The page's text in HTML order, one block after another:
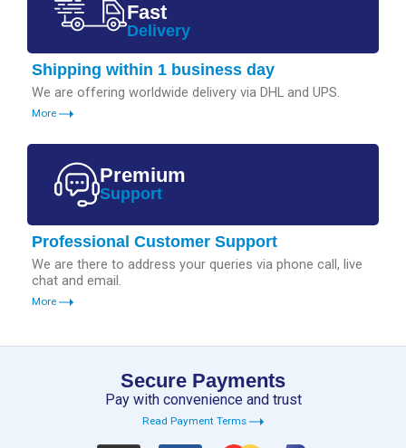
Fast
Delivery
Shipping within 1 business day
We are offering worldwide delivery via DHL and UPS.
More
Premium
Support
Professional Customer Support
We are there to address your queries via phone call, live
chat and email.
More
Secure Payments
Pay with convenience and trust
Read Payment Terms